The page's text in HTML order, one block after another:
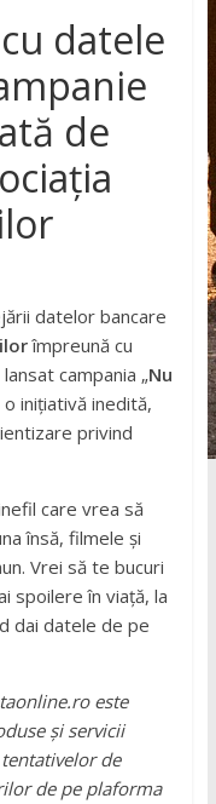
datele
de
datelor bancare
împreună cu
lansat campania „Nu
o inițiativă inedită,
privind
care vrea să
însă, filmele și
Vrei să te bucuri
spoilere în viață, la
dai datele de pe
este
și servicii
de
de pe plaforma